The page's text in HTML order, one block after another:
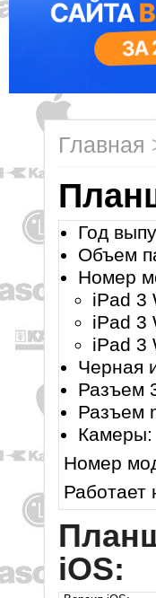
Главная
Год
Объем
Номер
iPad 3
iPad 3
iPad 3
Черная
Разъем
Разъем
Камеры:
Номер
Работает
iOS: